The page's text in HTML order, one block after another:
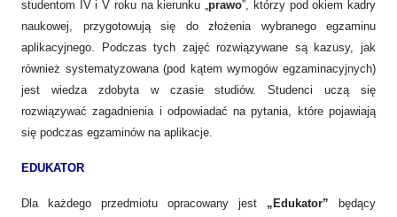
studentom IV i V roku na kierunku „prawo”, którzy pod okiem kadry
naukowej, przygotowują się do złożenia wybranego egzaminu
aplikacyjnego. Podczas tych zajęć rozwiązywane są kazusy, jak
również systematyzowana (pod kątem wymogów egzaminacyjnych)
jest wiedza zdobyta w czasie studiów. Studenci uczą się
rozwiązywać zagadnienia i odpowiadać na pytania, które pojawiają
się podczas egzaminów na aplikacje.
EDUKATOR
Dla każdego przedmiotu opracowany jest „Edukator” będący